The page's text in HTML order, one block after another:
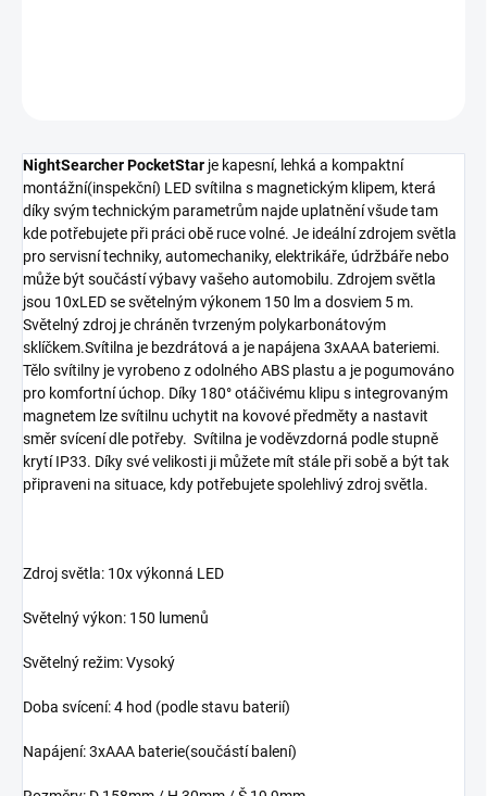
NightSearcher PocketStar je kapesní, lehká a kompaktní
montážní(inspekční) LED svítilna s magnetickým klipem, která
díky svým technickým parametrům najde uplatnění všude tam
kde potřebujete při práci obě ruce volné. Je ideální zdrojem světla
pro servisní techniky, automechaniky, elektrikáře, údržbáře nebo
může být součástí výbavy vašeho automobilu. Zdrojem světla
jsou 10xLED se světelným výkonem 150 lm a dosviem 5 m.
Světelný zdroj je chráněn tvrzeným polykarbonátovým
sklíčkem.Svítilna je bezdrátová a je napájena 3xAAA bateriemi.
Tělo svítilny je vyrobeno z odolného ABS plastu a je pogumováno
pro komfortní úchop. Díky 180° otáčivému klipu s integrovaným
magnetem lze svítilnu uchytit na kovové předměty a nastavit
směr svícení dle potřeby. Svítilna je voděvzdorná podle stupně
krytí IP33. Díky své velikosti ji můžete mít stále při sobě a být tak
připraveni na situace, kdy potřebujete spolehlivý zdroj světla.
Zdroj světla: 10x výkonná LED
Světelný výkon: 150 lumenů
Světelný režim: Vysoký
Doba svícení: 4 hod (podle stavu baterií)
Napájení: 3xAAA baterie(součástí balení)